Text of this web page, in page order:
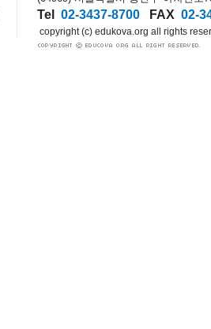
Tel 02-3437-8700 FAX 02-
copyright (c) edukova.org all rights